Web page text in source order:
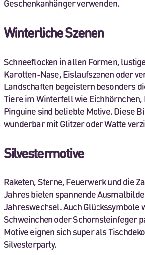
Geschenkanhänger verwenden.
Winterliche Szenen
Schneeflocken in allen Formen,
Karotten-Nase, Eislaufszenen oder
Landschaften begeistern besonders
Tiere im Winterfell wie Eichhörnchen,
Pinguine sind beliebte Motive. Diese
wunderbar mit Glitzer oder Watte
Silvestermotive
Raketen, Sterne, Feuerwerk und die
Jahres bieten spannende
Jahreswechsel. Auch Glückssymbole
Schweinchen oder Schornsteinfeger
Motive eignen sich super als
Silvesterparty.